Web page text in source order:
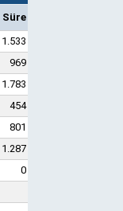
Süre
1.533
969
1.783
454
801
1.287
0